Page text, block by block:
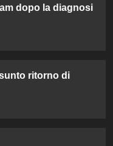
dopo la diagnosi
ritorno di